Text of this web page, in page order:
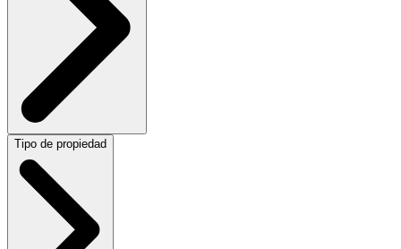
Tipo de propiedad